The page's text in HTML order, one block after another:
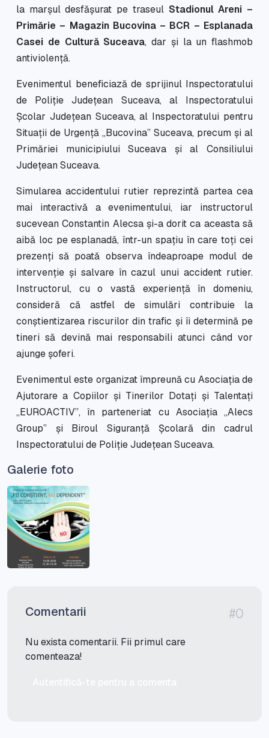
la marșul desfășurat pe traseul Stadionul Areni –
Primărie – Magazin Bucovina – BCR – Esplanada
Casei de Cultură Suceava, dar și la un flashmob
antiviolență.
Evenimentul beneficiază de sprijinul Inspectoratului
de Poliție Județean Suceava, al Inspectoratului
Școlar Județean Suceava, al Inspectoratului pentru
Situații de Urgență „Bucovina” Suceava, precum și al
Primăriei municipiului Suceava și al Consiliului
Județean Suceava.
Simularea accidentului rutier reprezintă partea cea
mai interactivă a evenimentului, iar instructorul
sucevean Constantin Alecsa și-a dorit ca aceasta să
aibă loc pe esplanadă, într-un spațiu în care toți cei
prezenți să poată observa îndeaproape modul de
intervenție și salvare în cazul unui accident rutier.
Instructorul, cu o vastă experiență în domeniu,
consideră că astfel de simulări contribuie la
conștientizarea riscurilor din trafic și îi determină pe
tineri să devină mai responsabili atunci când vor
ajunge șoferi.
Evenimentul este organizat împreună cu Asociaţia de
Ajutorare a Copiilor şi Tinerilor Dotaţi şi Talentaţi
„EUROACTIV”, în parteneriat cu Asociația „Alecs
Group” și Biroul Siguranță Școlară din cadrul
Inspectoratului de Poliție Județean Suceava.
Galerie foto
Comentarii #0
Nu exista comentarii. Fii primul care
comenteaza!